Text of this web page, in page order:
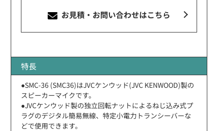
お見積・お問い合わせはこちら
特長
●SMC-36 (SMC36)はJVCケンウッド(JVC KENWOOD)製の
スピーカーマイクです。
●JVCケンウッド製の独立回転ナットによるねじ込み式プ
ラグのデジタル簡易無線、特定小電力トランシーバーな
どで使用できます。